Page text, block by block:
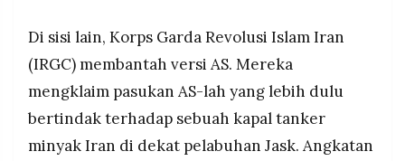
Di sisi lain, Korps Garda Revolusi Islam Iran
(IRGC) membantah versi AS. Mereka
mengklaim pasukan AS-lah yang lebih dulu
bertindak terhadap sebuah kapal tanker
minyak Iran di dekat pelabuhan Jask. Angkatan